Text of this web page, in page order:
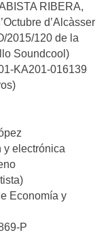
RIBERA,
d’Alcàsser
2015/120 de la
Soundcool)
KA201-016139
y electrónica
Economía y
P